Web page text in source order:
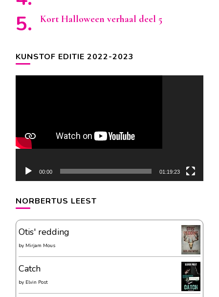
Kort Halloween verhaal deel 5
KUNSTOF EDITIE 2022-2023
00:00 01:19:23
NORBERTUS LEEST
Otis' redding
by Mirjam Mous
Catch
by Elvin Post